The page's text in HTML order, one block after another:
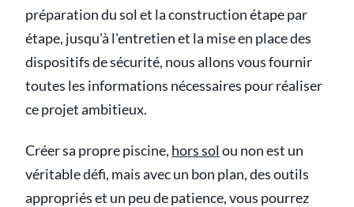
préparation du sol et la construction étape par
étape, jusqu'à l'entretien et la mise en place des
dispositifs de sécurité, nous allons vous fournir
toutes les informations nécessaires pour réaliser
ce projet ambitieux.
Créer sa propre piscine, hors sol ou non est un
véritable défi, mais avec un bon plan, des outils
appropriés et un peu de patience, vous pourrez